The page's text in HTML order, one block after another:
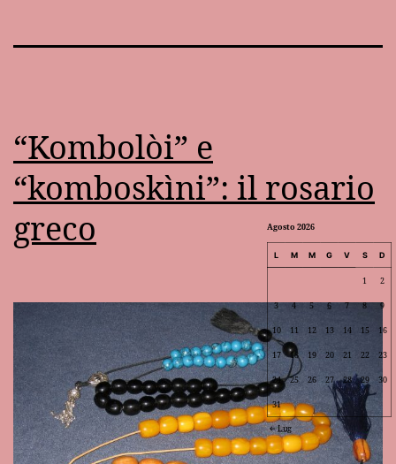
“Kombolòi” e
“komboskìni”: il rosario
greco
Agosto 2026
L M M G V S D
1 2
3 4 5 6 7 8 9
10 11 12 13 14 15 16
17 18 19 20 21 22 23
24 25 26 27 28 29 30
31
Lug